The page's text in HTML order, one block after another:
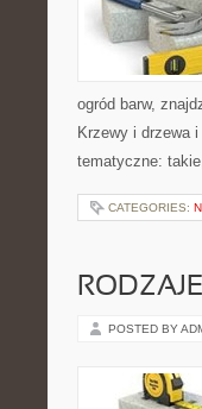
ogród barw,
Krzewy i drzewa
tematyczne:
CATEGORIES:
POSTED BY